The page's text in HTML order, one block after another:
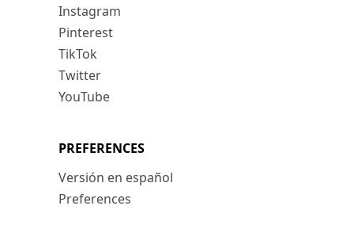
Instagram
Pinterest
TikTok
Twitter
YouTube
PREFERENCES
Versión en español
Preferences